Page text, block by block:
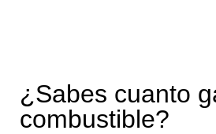
¿Sabes cuanto
combustible?